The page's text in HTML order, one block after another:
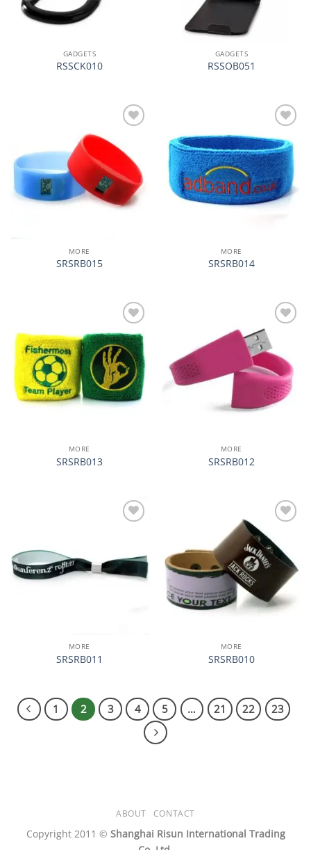
GADGETS
RSSCK010
GADGETS
RSSOB051
单
MORE
SRSRB015
加入
心愿
单
MORE
SRSRB014
加入
心愿
单
MORE
SRSRB013
MORE
SRSRB012
MORE
SRSRB011
单
MORE
SRSRB010
1 2 3 4 5 … 21 22 23
ABOUT CONTACT
Copyright 2011 © Shanghai Risun International Trading